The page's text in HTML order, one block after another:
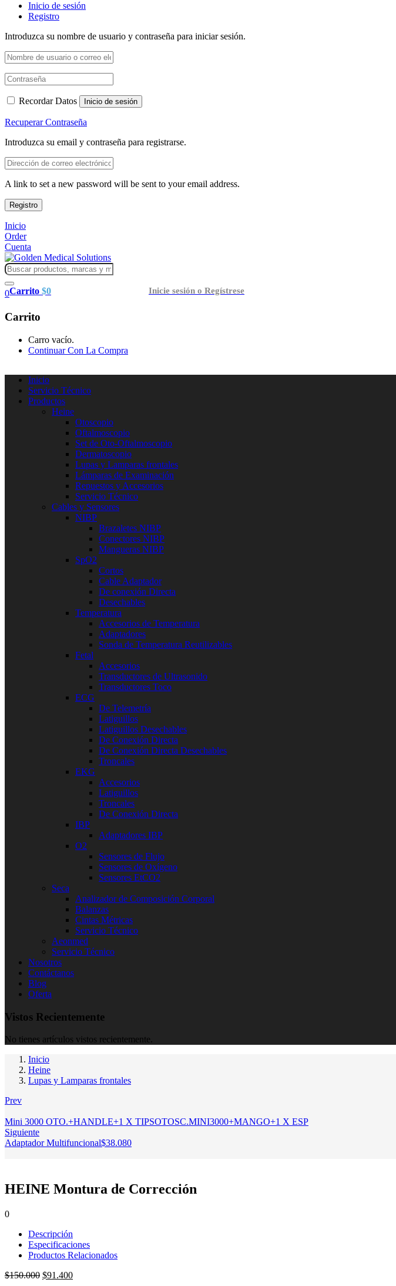
Inicio de sesión
Registro
Introduzca su nombre de usuario y contraseña para iniciar sesión.
Recordar Datos Inicio de sesión
Recuperar Contraseña
Introduzca su email y contraseña para registrarse.
A link to set a new password will be sent to your email address.
Registro
Inicio
Order
Cuenta
Inicie sesión o Regístrese
0Carrito $0
Carrito
Carro vacío.
Continuar Con La Compra
Inicio
Servicio Técnico
Productos
Heine
Otoscopio
Oftalmoscopio
Set de Oto-Oftalmoscopio
Dermatoscopio
Lupas y Lamparas frontales
Lámparas de Examinación
Repuestos y Accesorios
Servicio Técnico
Cables y Sensores
NIBP
Brazaletes NIBP
Conectores NIBP
Mangueras NIBP
SpO2
Cortos
Cable Adaptador
De conexión Directa
Desechables
Temperatura
Accesorios de Temperatura
Adaptadores
Sonda de Temperatura Reutilizables
Fetal
Accesorios
Transductores de Ultrasonido
Transductores Toco
ECG
De Telemetría
Latiguillos
Latiguillos Desechables
De Conexión Directa
De Conexión Directa Desechables
Troncales
EKG
Accesorios
Latiguillos
Troncales
De Conexión Directa
IBP
Adaptadores IBP
O2
Sensores de Flujo
Sensores de Oxígeno
Sensores EtCO2
Seca
Analizador de Composición Corporal
Balanzas
Cintas Métricas
Servicio Técnico
Aeonmed
Servicio Técnico
Nosotros
Contáctanos
Blog
Oferta
Vistos Recientemente
No tienes artículos vistos recientemente.
Inicio
Heine
Lupas y Lamparas frontales
Prev
Mini 3000 OTO.+HANDLE+1 X TIPSOTOSC.MINI3000+MANGO+1 X ESP
Siguiente
Adaptador Multifuncional$38.080
HEINE Montura de Corrección
0
Descripción
Especificaciones
Productos Relacionados
$150.000 El
$91.400El